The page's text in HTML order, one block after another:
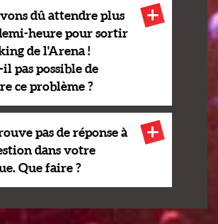
dû attendre plus
heure pour sortir
de l'Arena !
pas possible de
ce problème ?
pas de réponse à
dans votre
Que faire ?